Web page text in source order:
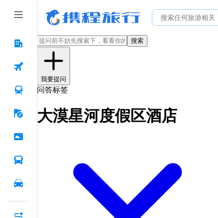
搜索
我要提问
问答标签
大漠星河度假区酒店